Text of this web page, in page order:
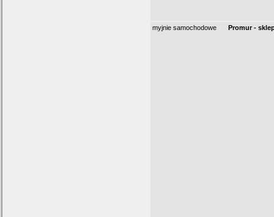
myjnie samochodowe Promur -